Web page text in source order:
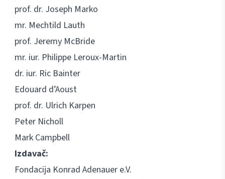
prof. dr. Joseph Marko
mr. Mechtild Lauth
prof. Jeremy McBride
mr. iur. Philippe Leroux-Martin
dr. iur. Ric Bainter
Edouard d’Aoust
prof. dr. Ulrich Karpen
Peter Nicholl
Mark Campbell
Izdavač:
Fondacija Konrad Adenauer e.V.